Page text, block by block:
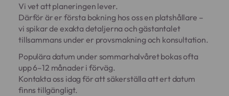
Vi vet att planeringen lever.
Därför är er första bokning hos oss en platshållare –
vi spikar de exakta detaljerna och gästantalet
tillsammans under er provsmakning och konsultation.
Populära datum under sommarhalvåret bokas ofta
upp 6–12 månader i förväg.
Kontakta oss idag för att säkerställa att ert datum
finns tillgängligt.